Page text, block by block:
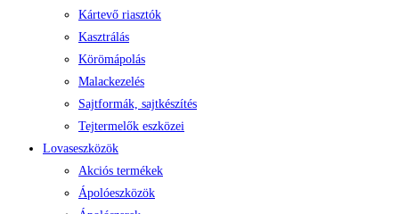
Kártevő riasztók
Kasztrálás
Körömápolás
Malackezelés
Sajtformák, sajtkészítés
Tejtermelők eszközei
Lovaseszközök
Akciós termékek
Ápolóeszközök